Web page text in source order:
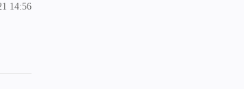
14:56